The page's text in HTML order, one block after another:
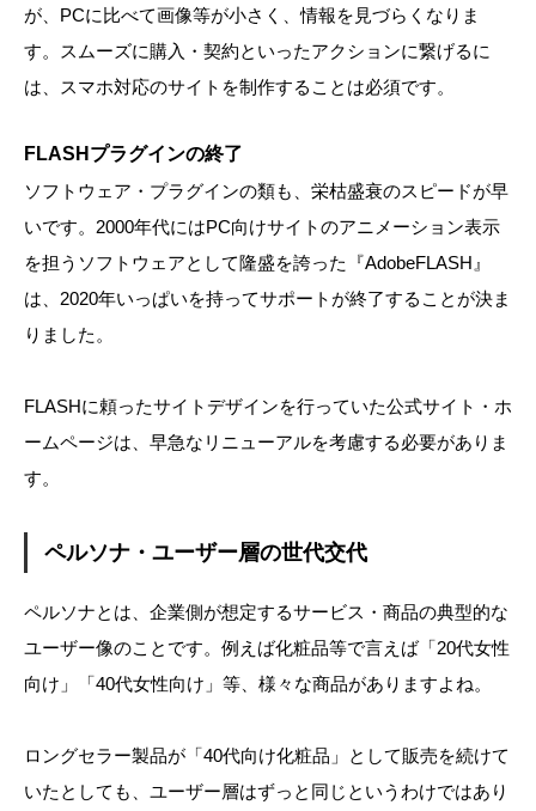
が、PCに比べて画像等が小さく、情報を見づらくなりま
す。スムーズに購入・契約といったアクションに繋げるに
は、スマホ対応のサイトを制作することは必須です。
FLASHプラグインの終了
ソフトウェア・プラグインの類も、栄枯盛衰のスピードが早
いです。2000年代にはPC向けサイトのアニメーション表示
を担うソフトウェアとして隆盛を誇った『AdobeFLASH』
は、2020年いっぱいを持ってサポートが終了することが決ま
りました。
FLASHに頼ったサイトデザインを行っていた公式サイト・ホ
ームページは、早急なリニューアルを考慮する必要がありま
す。
ペルソナ・ユーザー層の世代交代
ペルソナとは、企業側が想定するサービス・商品の典型的な
ユーザー像のことです。例えば化粧品等で言えば「20代女性
向け」「40代女性向け」等、様々な商品がありますよね。
ロングセラー製品が「40代向け化粧品」として販売を続けて
いたとしても、ユーザー層はずっと同じというわけではあり